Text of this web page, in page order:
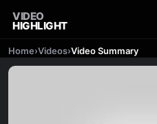
VIDEO
HIGHLIGHT
Home›Videos›Video Summary